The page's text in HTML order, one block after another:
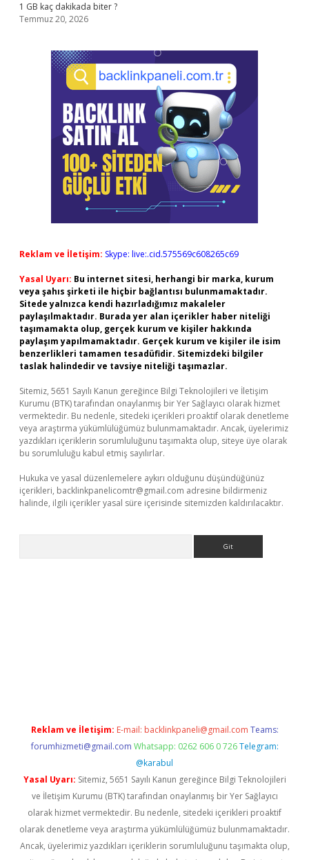
1 GB kaç dakikada biter ?
Temmuz 20, 2026
Reklam ve İletişim: Skype: live:.cid.575569c608265c69
Yasal Uyarı: Bu internet sitesi, herhangi bir marka, kurum
veya şahıs şirketi ile hiçbir bağlantısı bulunmamaktadır.
Sitede yalnızca kendi hazırladığımız makaleler
paylaşılmaktadır. Burada yer alan içerikler haber niteliği
taşımamakta olup, gerçek kurum ve kişiler hakkında
paylaşım yapılmamaktadır. Gerçek kurum ve kişiler ile isim
benzerlikleri tamamen tesadüfidir. Sitemizdeki bilgiler
taslak halindedir ve tavsiye niteliği taşımazlar.
Sitemiz, 5651 Sayılı Kanun gereğince Bilgi Teknolojileri ve İletişim
Kurumu (BTK) tarafından onaylanmış bir Yer Sağlayıcı olarak hizmet
vermektedir. Bu nedenle, sitedeki içerikleri proaktif olarak denetleme
veya araştırma yükümlülüğümüz bulunmamaktadır. Ancak, üyelerimiz
yazdıkları içeriklerin sorumluluğunu taşımakta olup, siteye üye olarak
bu sorumluluğu kabul etmiş sayılırlar.
Hukuka ve yasal düzenlemelere aykırı olduğunu düşündüğünüz
içerikleri, backlinkpanelicomtr@gmail.com adresine bildirmeniz
halinde, ilgili içerikler yasal süre içerisinde sitemizden kaldırılacaktır.
Reklam ve İletişim: E-mail: backlinkpaneli@gmail.com Teams:
forumhizmeti@gmail.com Whatsapp: 0262 606 0 726 Telegram:
@karabul
Yasal Uyarı: Sitemiz, 5651 Sayılı Kanun gereğince Bilgi Teknolojileri
ve İletişim Kurumu (BTK) tarafından onaylanmış bir Yer Sağlayıcı
olarak hizmet vermektedir. Bu nedenle, sitedeki içerikleri proaktif
olarak denetleme veya araştırma yükümlülüğümüz bulunmamaktadır.
Ancak, üyelerimiz yazdıkları içeriklerin sorumluluğunu taşımakta olup,